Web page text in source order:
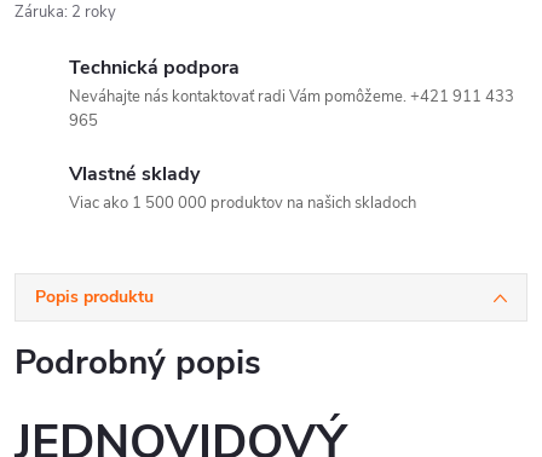
Záruka: 2 roky
Technická podpora
Neváhajte nás kontaktovať radi Vám pomôžeme. +421 911 433
965
Vlastné sklady
Viac ako 1 500 000 produktov na našich skladoch
Popis produktu
Podrobný popis
JEDNOVIDOVÝ